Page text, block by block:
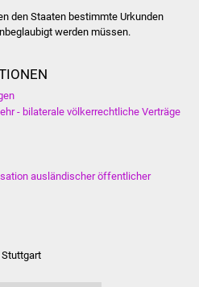
Kulturhalle
Sportanlagen
Erlebnisregion
den Staaten bestimmte Urkunden
werden müssen.
- bilaterale völkerrechtliche Verträge
ausländischer öffentlicher
Stuttgart